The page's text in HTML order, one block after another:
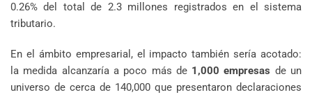
0.26% del total de 2.3 millones registrados en el sistema
tributario.
En el ámbito empresarial, el impacto también sería acotado:
la medida alcanzaría a poco más de 1,000 empresas de un
universo de cerca de 140,000 que presentaron declaraciones